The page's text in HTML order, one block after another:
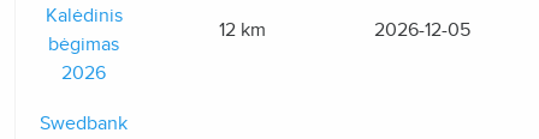
Kalėdinis
bėgimas
2026
12 km 2026-12-05
Swedbank